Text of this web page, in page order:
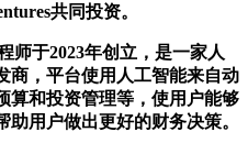
共同投资。
于2023年创立，是一家人
商，平台使用人工智能来自动
算和投资管理等，使用户能够
用户做出更好的财务决策。